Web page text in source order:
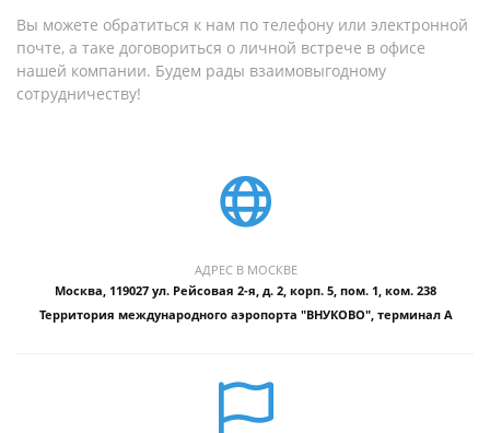
Вы можете обратиться к нам по телефону или электронной
почте, а таке договориться о личной встрече в офисе
нашей компании. Будем рады взаимовыгодному
сотрудничеству!
АДРЕС В МОСКВЕ
Москва, 119027 ул. Рейсовая 2-я, д. 2, корп. 5, пом. 1, ком. 238
Территория международного аэропорта "ВНУКОВО", терминал А